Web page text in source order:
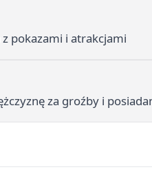
pokazami i atrakcjami
za groźby i